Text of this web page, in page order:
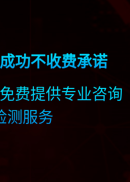
功不收费承诺
费提供专业咨询
测服务